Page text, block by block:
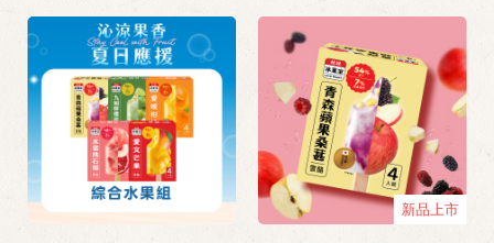
新品上市